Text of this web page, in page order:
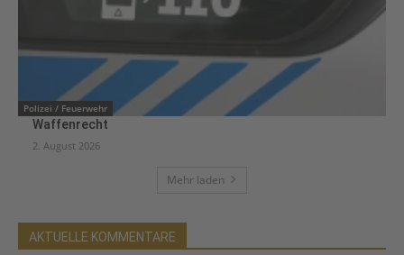
Polizei / Feuerwehr
Waffenrecht
2. August 2026
Mehr laden
AKTUELLE KOMMENTARE